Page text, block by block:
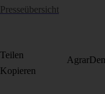
Presseübersicht
Agrar
Teilen
Kopieren